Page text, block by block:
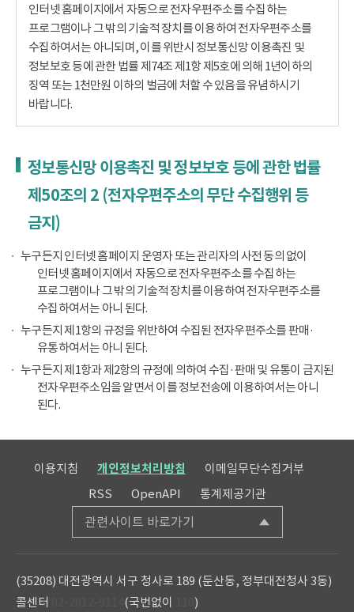
인터넷 홈페이지에서 자동으로 전자우편주소를 수집하는
프로그램이나 그 밖의 기술적 장치를 이용하여 전자우편주소를
수집하여서는 아니되며, 이를 위반시 정보통신망 이용촉진 및
정보보호 등에 관한 법률 제74조 제1항 제5호에 의해 1년이하의
징역 또는 1천만원 이하의 벌금에 처할 수 있음을 유념하시기
바랍니다.
정보통신망 이용촉진 및 정보보호 등에 관한 법률
제50조의 2 (전자우편주소의 무단 수집행위 등
금지)
누구든지 인터넷 홈페이지 운영자 또는 관리자의 사전 동의 없이
인터넷 홈페이지에서 자동으로 전자우편주소를 수집하는
프로그램이나 그 밖의 기술적 장치를 이용하여 전자우편주소를
수집하여서는 아니 된다.
누구든지 제1항의 규정을 위반하여 수집된 전자우편주소를 판매·
유통하여서는 아니 된다.
누구든지 제1항과 제2항의 규정에 의하여 수집·판매 및 유통이 금지된
전자우편주소임을 알면서 이를 정보전송에 이용하여서는 아니
된다.
이용지침 개인정보처리방침
이메일무단수집거부
RSS
OpenAPI 통계제공기관
관련사이트 바로가기
(35208) 대전광역시 서구 청사로 189 (둔산동, 정부대전청사 3동)
콜센터
(국번없이 )